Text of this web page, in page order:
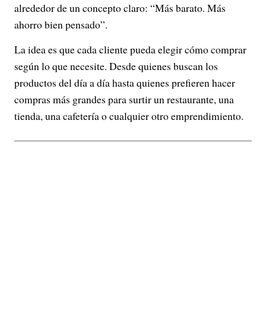
alrededor de un concepto claro: “Más barato. Más
ahorro bien pensado”.
La idea es que cada cliente pueda elegir cómo comprar
según lo que necesite. Desde quienes buscan los
productos del día a día hasta quienes prefieren hacer
compras más grandes para surtir un restaurante, una
tienda, una cafetería o cualquier otro emprendimiento.